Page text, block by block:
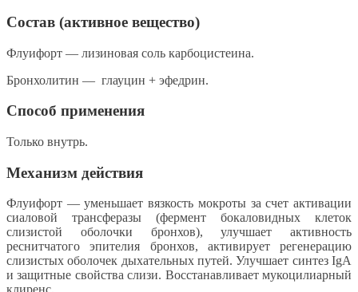
Состав (активное вещество)
Флуифорт — лизиновая соль карбоцистеина.
Бронхолитин — глауцин + эфедрин.
Способ применения
Только внутрь.
Механизм действия
Флуифорт — уменьшает вязкость мокроты за счет активации
сиаловой трансферазы (фермент бокаловидных клеток
слизистой оболочки бронхов), улучшает активность
реснитчатого эпителия бронхов, активирует регенерацию
слизистых оболочек дыхательных путей. Улучшает синтез IgA
и защитные свойства слизи. Восстанавливает мукоцилиарный